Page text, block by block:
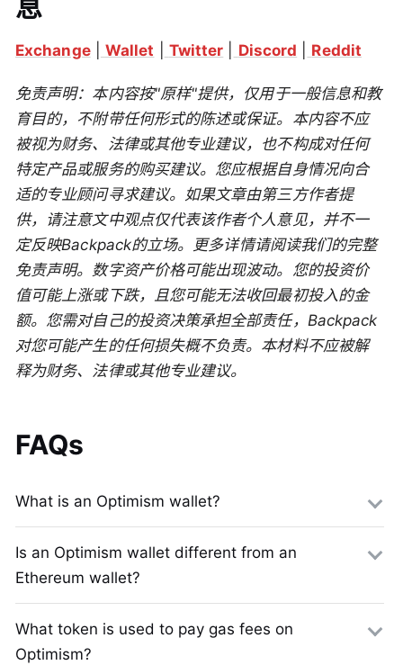
息
Exchange| Wallet Twitter Discord Reddit
免责声明：本内容按"原样"提供，仅用于一般信息和教
育目的，不附带任何形式的陈述或保证。本内容不应
被视为财务、法律或其他专业建议，也不构成对任何
特定产品或服务的购买建议。您应根据自身情况向合
适的专业顾问寻求建议。如果文章由第三方作者提
供，请注意文中观点仅代表该作者个人意见，并不一
定反映Backpack的立场。更多详情请阅读我们的完整
免责声明。数字资产价格可能出现波动。您的投资价
值可能上涨或下跌，且您可能无法收回最初投入的金
额。您需对自己的投资决策承担全部责任，Backpack
对您可能产生的任何损失概不负责。本材料不应被解
释为财务、法律或其他专业建议。
FAQs
What is an Optimism wallet?
Is an Optimism wallet different from an
Ethereum wallet?
What token is used to pay gas fees on
Optimism?